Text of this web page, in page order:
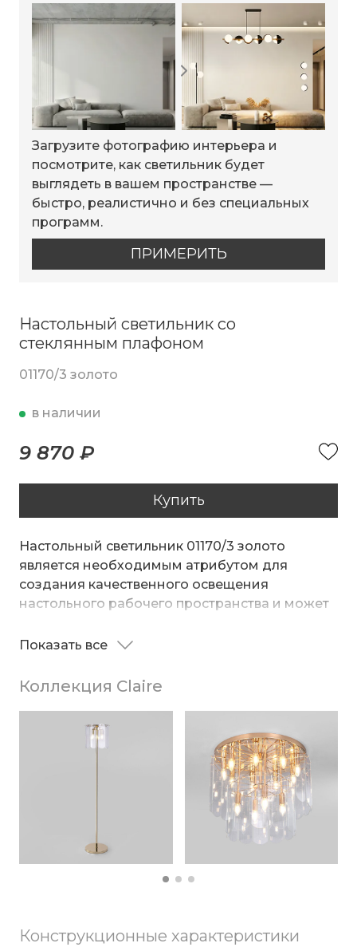
Загрузите фотографию интерьера и
посмотрите, как светильник будет
выглядеть в вашем пространстве —
быстро, реалистично и без специальных
программ.
ПРИМЕРИТЬ
Настольный светильник со
стеклянным плафоном
01170/3 золото
в наличии
9 870 ₽
Купить
Настольный светильник 01170/3 золото
является необходимым атрибутом для
создания качественного освещения
настольного рабочего пространства и может
источник света в прикроватной зоне. В
с рекомендованной максимальной
мощностью 60Вт.
Благодаря прозрачному стеклянному
рассеянное свечение, подходящее для
комфортного чтения книг в вечернее время.
Прочный металлический корпус светильника
устойчив к механическим воздействиям.
Показать все
Коллекция Claire
Конструкционные характеристики